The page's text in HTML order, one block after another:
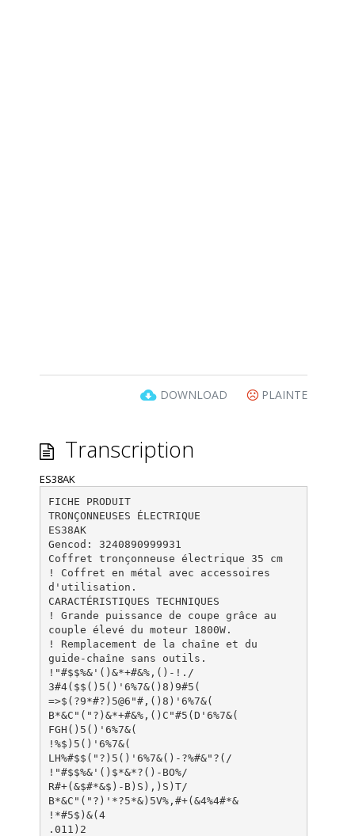
DOWNLOAD PLAINTE
Transcription
ES38AK
FICHE PRODUIT
TRONÇONNEUSES ÉLECTRIQUE
ES38AK
Gencod: 3240890999931
Coffret tronçonneuse électrique 35 cm
! Coffret en métal avec accessoires
d'utilisation.
CARACTÉRISTIQUES TECHNIQUES
! Grande puissance de coupe grâce au
couple élevé du moteur 1800W.
! Remplacement de la chaîne et du
guide-chaîne sans outils.
!"#$$%&'()&*+#&%,()-!./
3#4($$()5()'6%7&()8)9#5(
=>$(?9*#?)5@6"#,()8)'6%7&(
B*&C"("?)&*+#&%,()C"#5(D'6%7&(
FGH()5()'6%7&(
!%$)5()'6%7&(
LH%#$$("?)5()'6%7&()-?%#&"?(/
!"#$$%&'()$*&*?()-BO%/
R#+(&$#*&$)-B)S),)S)T/
B*&C"("?)'*?5*&)5V%,#+(&4%4#*&
!*#5$)&(4
.011)2